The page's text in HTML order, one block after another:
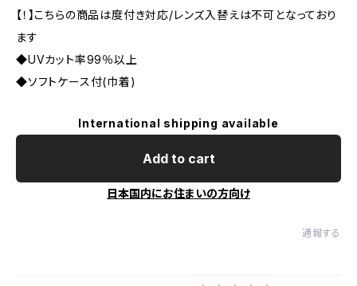
【！】こちらの商品は度付き対応/レンズ入替えは不可となっており
ます
◆UVカット率99％以上
◆ソフトケース付(巾着)
International shipping available
Add to cart
日本国内にお住まいの方向け
通報する